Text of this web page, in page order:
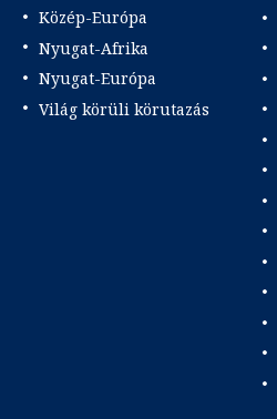
Közép-Európa
Nyugat-Afrika
Nyugat-Európa
Világ körüli körutazás